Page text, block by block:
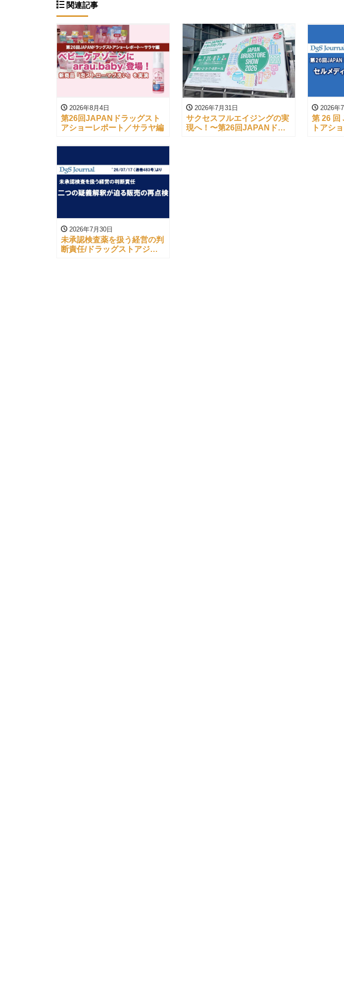
関連記事
2026年8月4日
第26回JAPANドラッグスト
アショーレポート／サラヤ編
2026年7月31日
サクセスフルエイジングの実
現へ！〜第26回JAPANドラ
2026年
第 26 回
トアシ
2026年7月30日
未承認検査薬を扱う経営の判
断責任/ドラッグストアジャ